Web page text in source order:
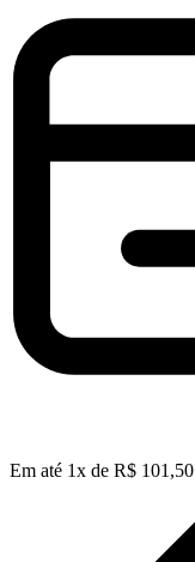
Em até 1x de R$ 101,50